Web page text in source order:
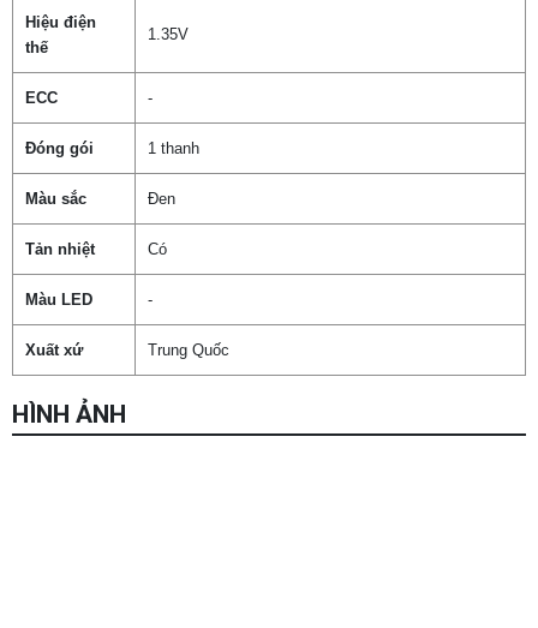
Hiệu điện
thế
1.35V
ECC -
Đóng gói 1 thanh
Màu sắc Đen
Tản nhiệt Có
Màu LED -
Xuất xứ Trung Quốc
HÌNH ẢNH